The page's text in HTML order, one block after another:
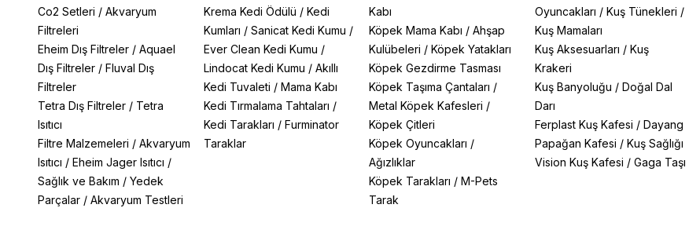
Co2 Setleri / Akvaryum
Filtreleri
Eheim Dış Filtreler / Aquael
Dış Filtreler / Fluval Dış
Filtreler
Tetra Dış Filtreler / Tetra
Isıtıcı
Filtre Malzemeleri / Akvaryum
Isıtıcı / Eheim Jager Isıtıcı /
Sağlık ve Bakım / Yedek
Parçalar / Akvaryum Testleri
Krema Kedi Ödülü / Kedi
Kumları / Sanicat Kedi Kumu /
Ever Clean Kedi Kumu /
Lindocat Kedi Kumu / Akıllı
Kedi Tuvaleti / Mama Kabı
Kedi Tırmalama Tahtaları /
Kedi Tarakları / Furminator
Taraklar
Kabı
Köpek Mama Kabı /Ahşap
Kulübeleri /Köpek Yatakları
Köpek Gezdirme Tasması
Köpek Taşıma Çantaları /
Metal Köpek Kafesleri /
Köpek Çitleri
Köpek Oyuncakları /
Ağızlıklar
Köpek Tarakları /M-Pets
Tarak
Oyuncakları / Kuş Tünekleri /
Kuş Mamaları
Kuş Aksesuarları / Kuş
Krakeri
Kuş Banyoluğu / Doğal Dal
Darı
Ferplast Kuş Kafesi / Dayang
Papağan Kafesi / Kuş Sağlığı
Vision Kuş Kafesi / Gaga Taşı